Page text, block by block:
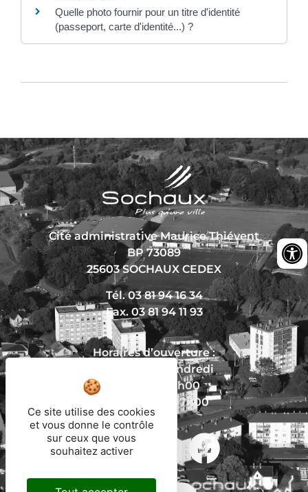
Quelle photo fournir pour un titre d'identité
(passeport, carte d'identité...) ?
Cité administrative Maurice Thiévent
BP 73089
25603 SOCHAUX CEDEX
Tél. 03 81 94 16 34
Fax. 03 81 94 11 93
Horaires d’ouverture :
Du lundi au vendredi
De 8h30 à 12h00
Et de 13h30 à 17h00
Nous écrire
Ce site utilise des cookies
et vous donne le contrôle
sur ceux que vous
souhaitez activer